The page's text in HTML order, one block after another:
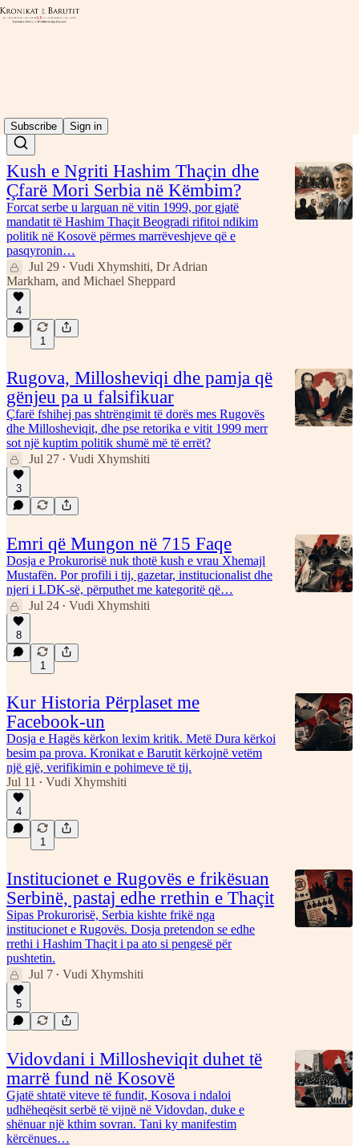
Subscribe Sign in
Latest Top Discussions
Kush e Ngriti Hashim Thaçin dhe
Çfarë Mori Serbia në Këmbim?
Forcat serbe u larguan në vitin 1999, por gjatë
mandatit të Hashim Thaçit Beogradi rifitoi ndikim
politik në Kosovë përmes marrëveshjeve që e
pasqyronin…
Jul 29 • Vudi Xhymshiti, Dr Adrian
Markham, and Michael Sheppard
4
1
Rugova, Millosheviqi dhe pamja që
gënjeu pa u falsifikuar
Çfarë fshihej pas shtrëngimit të dorës mes Rugovës
dhe Millosheviqit, dhe pse retorika e vitit 1999 merr
sot një kuptim politik shumë më të errët?
Jul 27 • Vudi Xhymshiti
3
Emri që Mungon në 715 Faqe
Dosja e Prokurorisë nuk thotë kush e vrau Xhemajl
Mustafën. Por profili i tij, gazetar, institucionalist dhe
njeri i LDK-së, përputhet me kategoritë që…
Jul 24 • Vudi Xhymshiti
8
1
Kur Historia Përplaset me
Facebook-un
Dosja e Hagës kërkon lexim kritik. Metë Dura kërkoi
besim pa prova. Kronikat e Barutit kërkojnë vetëm
një gjë, verifikimin e pohimeve të tij.
Jul 11
• Vudi Xhymshiti
4
1
Institucionet e Rugovës e frikësuan
Serbinë, pastaj edhe rrethin e Thaçit
Sipas Prokurorisë, Serbia kishte frikë nga
institucionet e Rugovës. Dosja pretendon se edhe
rrethi i Hashim Thaçit i pa ato si pengesë për
pushtetin.
Jul 7 • Vudi Xhymshiti
5
Vidovdani i Millosheviqit duhet të
marrë fund në Kosovë
Gjatë shtatë viteve të fundit, Kosova i ndaloi
udhëheqësit serbë të vijnë në Vidovdan, duke e
shënuar një kthim sovran. Tani ky manifestim
kërcënues…